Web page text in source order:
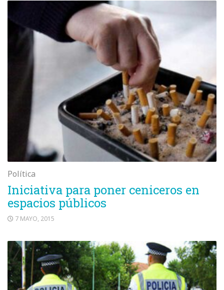
Política
Iniciativa para poner ceniceros en
espacios públicos
7 MAYO, 2015